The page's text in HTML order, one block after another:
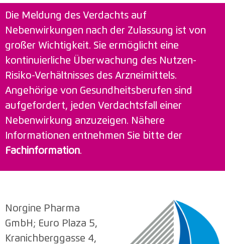
Die Meldung des Verdachts auf
Nebenwirkungen nach der Zulassung ist von
großer Wichtigkeit. Sie ermöglicht eine
kontinuierliche Überwachung des Nutzen-
Risiko-Verhältnisses des Arzneimittels.
Angehörige von Gesundheitsberufen sind
aufgefordert, jeden Verdachtsfall einer
Nebenwirkung anzuzeigen. Nähere
Informationen entnehmen Sie bitte der
Fachinformation.
Norgine Pharma
GmbH; Euro Plaza 5,
Kranichberggasse 4,